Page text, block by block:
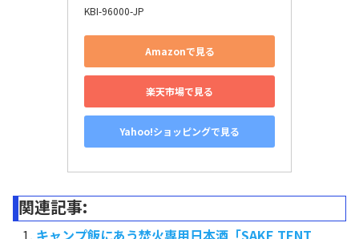
KBI-96000-JP
Amazonで見る
楽天市場で見る
Yahoo!ショッピングで見る
関連記事:
キャンプ飯にあう焚火専用日本酒「SAKE TENT